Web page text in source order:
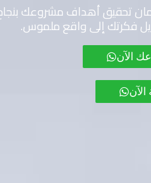
تحقيق أهداف مشروعك
فكرتك إلى واقع ملموس.
الآن